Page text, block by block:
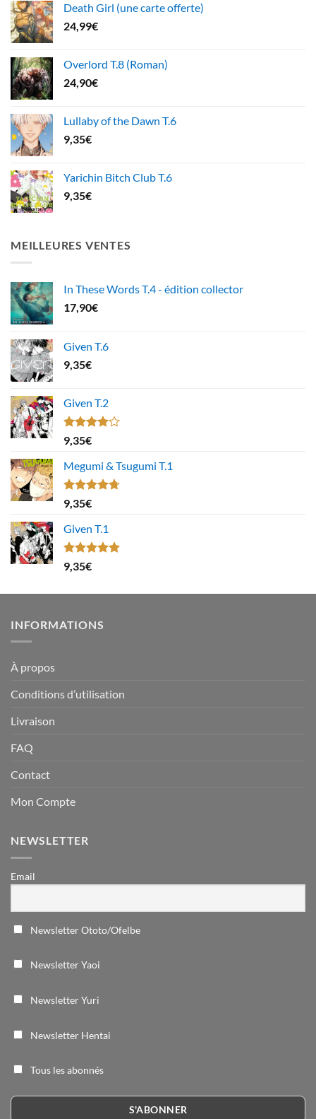
Death Girl (une carte offerte)
24,99€
Overlord T.8 (Roman)
24,90€
Lullaby of the Dawn T.6
9,35€
Yarichin Bitch Club T.6
9,35€
MEILLEURES VENTES
In These Words T.4 - édition collector
17,90€
Given T.6
9,35€
Given T.2
Note
4.00
5
9,35€
Megumi & Tsugumi T.1
Note4.67
sur 5
9,35€
Given T.1
Note5.00
sur 5
9,35€
INFORMATIONS
À propos
Conditions d’utilisation
Livraison
FAQ
Contact
Mon Compte
NEWSLETTER
Email
Newsletter Ototo/Ofelbe
Newsletter Yaoi
Newsletter Yuri
Newsletter Hentai
Tous les abonnés